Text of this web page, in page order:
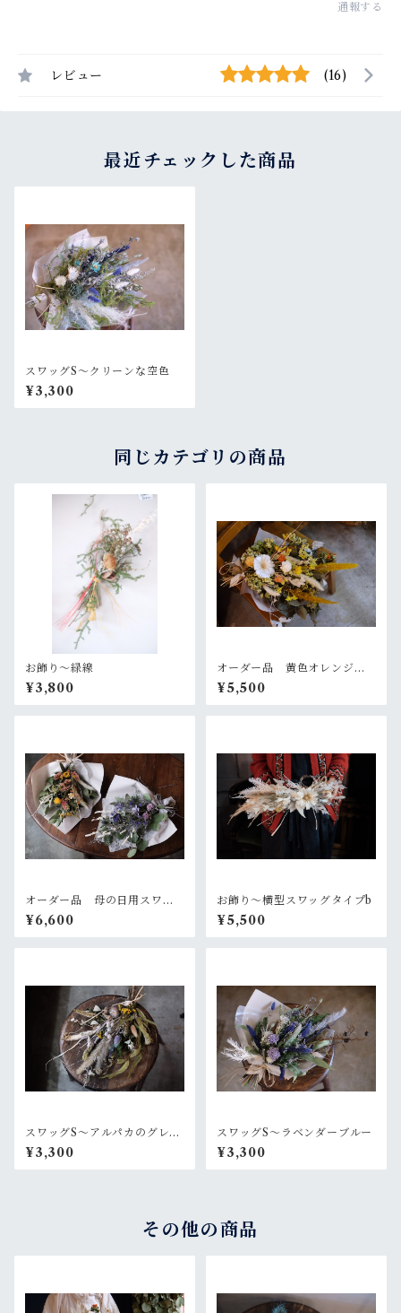
通報する
レビュー (16)
最近チェックした商品
スワッグS〜クリーンな空色
¥3,300
同じカテゴリの商品
お飾り〜緑線
¥3,800
オーダー品 黄色オレンジの
大きめスワッグ
¥5,500
オーダー品 母の日用スワッ
グ2個セット
¥6,600
お飾り〜横型スワッグタイプb
¥5,500
スワッグS〜アルパカのグレー
なセーター
¥3,300
スワッグS〜ラベンダーブルー
¥3,300
その他の商品